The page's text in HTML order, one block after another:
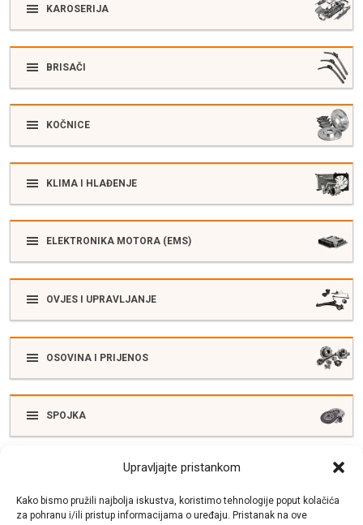
Upravljajte pristankom
Kako bismo pružili najbolja iskustva, koristimo tehnologije poput kolačića
za pohranu i/ili pristup informacijama o uređaju. Pristanak na ove
KAROSERIJA
BRISAČI
KOČNICE
KLIMA I HLAĐENJE
ELEKTRONIKA MOTORA (EMS)
OVJES I UPRAVLJANJE
OSOVINA I PRIJENOS
SPOJKA